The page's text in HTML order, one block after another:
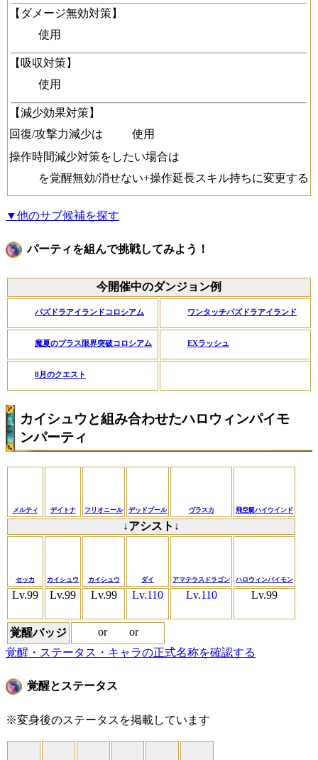
【ダメージ無効対策】
使用
【吸収対策】
使用
【減少効果対策】
回復/攻撃力減少は
使用
操作時間減少対策をしたい場合は
を覚醒無効/消せない+操作延長スキル持ちに変更する
▼他のサブ候補を探す
パーティを組んで挑戦してみよう！
今開催中のダンジョン例
パズドラアイランドコロシアム ワンタッチパズドラアイランド
魔夏のプラス限界突破コロシアム EXラッシュ
8月のクエスト
カイシュウと組み合わせたハロウィンパイモ
ンパーティ
メルティ デイトナ フリオニール デッドプール ヴラスカ 飛空艇ハイウインド
↓アシスト↓
セッカ カイシュウ カイシュウ ダイ アマテラスドラゴン ハロウィンパイモン
Lv.99 Lv.99 Lv.99 Lv.110 Lv.110 Lv.99
覚醒バッジ or
or
覚醒・ステータス・キャラの正式名称を確認する
覚醒とステータス
※変身後のステータスを掲載しています